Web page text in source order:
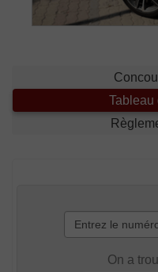
Tableau
On a